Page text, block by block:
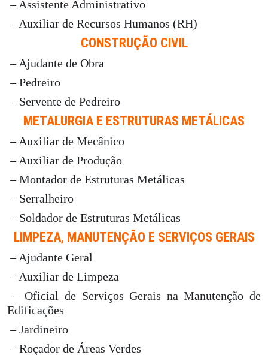
– Assistente Administrativo
– Auxiliar de Recursos Humanos (RH)
CONSTRUÇÃO CIVIL
– Ajudante de Obra
– Pedreiro
– Servente de Pedreiro
METALURGIA E ESTRUTURAS METÁLICAS
– Auxiliar de Mecânico
– Auxiliar de Produção
– Montador de Estruturas Metálicas
– Serralheiro
– Soldador de Estruturas Metálicas
LIMPEZA, MANUTENÇÃO E SERVIÇOS GERAIS
– Ajudante Geral
– Auxiliar de Limpeza
– Oficial de Serviços Gerais na Manutenção de
Edificações
– Jardineiro
– Roçador de Áreas Verdes